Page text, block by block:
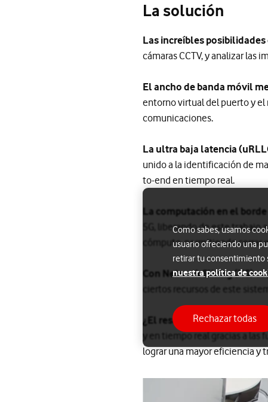
La solución
Las increíbles
cámaras CCTV, y analizar
El ancho de banda móvil
entorno virtual del puerto y
comunicaciones.
La ultra baja latencia
unido a la identificación de
to-end en tiempo real.
La computación en el
5G, liberando de este
cómputo, permitiendo cerrar
Con Network Slicing (NS)es
ciertos recursos de este
¿El resultado?Una solución
y en tiempo real gracias a las
lograr una mayor eficiencia y
Como sabes, usamos
usuario ofreciendo una
retirar tu consentimiento
nuestra política de
Rechazar todas